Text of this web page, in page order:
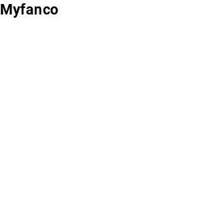
Myfanco